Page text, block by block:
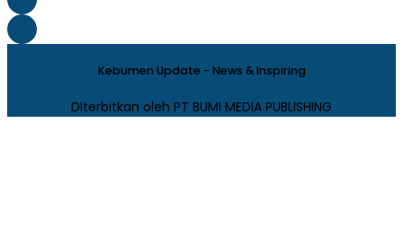
Kebumen Update - News & Inspiring
DIterbitkan oleh PT BUMI MEDIA PUBLISHING